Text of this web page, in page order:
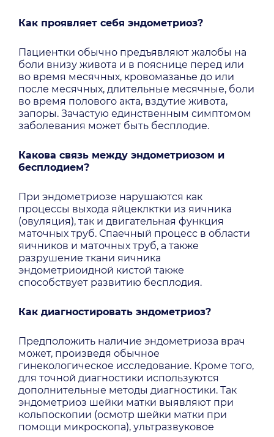
Как проявляет себя эндометриоз?
Пациентки обычно предъявляют жалобы на
боли внизу живота и в пояснице перед или
во время месячных, кровомазанье до или
после месячных, длительные месячные, боли
во время полового акта, вздутие живота,
запоры. Зачастую единственным симптомом
заболевания может быть бесплодие.
Какова связь между эндометриозом и
бесплодием?
При эндометриозе нарушаются как
процессы выхода яйцеклктки из яичника
(овуляция), так и двигательная функция
маточных труб. Спаечный процесс в области
яичников и маточных труб, а также
разрушение ткани яичника
эндометриоидной кистой также
способствует развитию бесплодия.
Как диагностировать эндометриoз?
Предположить наличие эндометриоза врач
может, произведя обычное
гинекологическое исследование. Кроме того,
для точной диагностики используются
дополнительные методы диагностики. Так
эндометриоз шейки матки выявляют при
кольпоскопии (осмотр шейки матки при
помощи микроскопа), ультразвуковое